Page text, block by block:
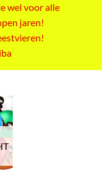
wel voor alle
jaren!